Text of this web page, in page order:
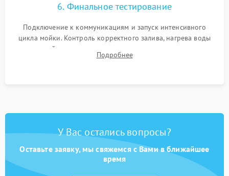
6. Финальное тестирование
Подключение к коммуникациям и запуск интенсивного
цикла мойки. Контроль корректного залива, нагрева воды
до нужной температуры, отсутствия посторонних шумов,
штатного слива и абсолютной сухости в поддоне.
Подробнее
У Вас остались вопросы?
Оставьте заявку, мы свяжемся с Вами в ближайшее
время